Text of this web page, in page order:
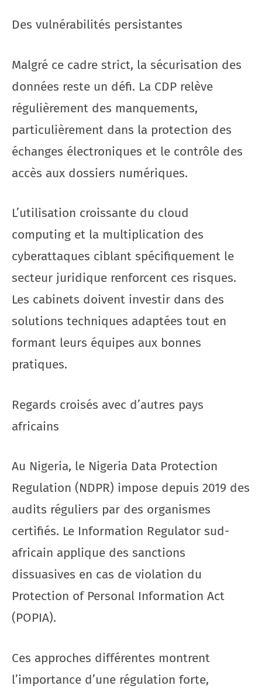
Des vulnérabilités persistantes
Malgré ce cadre strict, la sécurisation des
données reste un défi. La CDP relève
régulièrement des manquements,
particulièrement dans la protection des
échanges électroniques et le contrôle des
accès aux dossiers numériques.
L’utilisation croissante du cloud
computing et la multiplication des
cyberattaques ciblant spécifiquement le
secteur juridique renforcent ces risques.
Les cabinets doivent investir dans des
solutions techniques adaptées tout en
formant leurs équipes aux bonnes
pratiques.
Regards croisés avec d’autres pays
africains
Au Nigeria, le Nigeria Data Protection
Regulation (NDPR) impose depuis 2019 des
audits réguliers par des organismes
certifiés. Le Information Regulator sud-
africain applique des sanctions
dissuasives en cas de violation du
Protection of Personal Information Act
(POPIA).
Ces approches différentes montrent
l’importance d’une régulation forte,